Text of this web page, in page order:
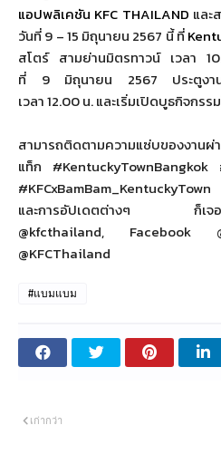
แอปพลิเคชัน KFC THAILAND และ
วันที่9 –15 มิถุนายน 2567 นี้ ที่
สโตร์ สามย่านมิตรทาวน์ เวลา
ที่ 9มิถุนายน 2567 ประตูงา
เวลา12.00น. และเริ่มเปิดบูธกิจกรร
สามารถติดตามความแซ่บของงานผ่
แท็ก #KentuckyTownBangkok
#KFCxBamBam_KentuckyTown
และการอัปเดตต่างๆ ก็
@kfcthailand,
Facebook
@KFCThailand
#แบมแบม
เก่ากว่า